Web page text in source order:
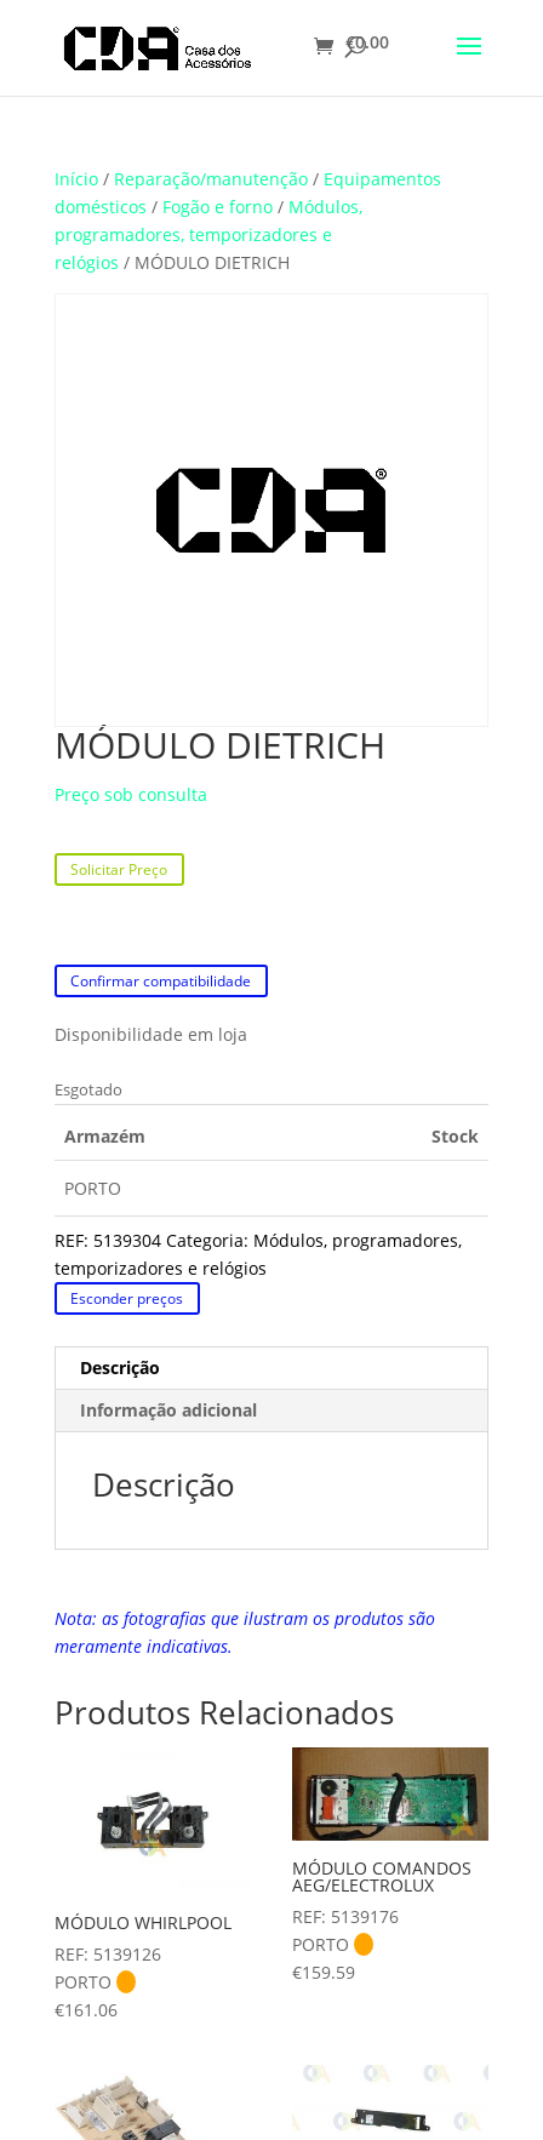
Translate
€0.00
Início/ Reparação/manutenção/ Equipamentos
domésticos / Fogão e forno/ Módulos,
programadores, temporizadores e
relógios / MÓDULO DIETRICH
MÓDULO DIETRICH
Preço sob consulta
Solicitar Preço
Confirmar compatibilidade
Disponibilidade em loja
Esgotado
Armazém Stock
PORTO
REF: 5139304 Categoria: Módulos, programadores,
temporizadores e relógios
Esconder preços
Descrição
Informação adicional
Descrição
Nota: as fotografias que ilustram os produtos são
meramente indicativas.
Produtos Relacionados
MÓDULO WHIRLPOOL
REF: 5139126
PORTO
€161.06
MÓDULO COMANDOS
AEG/ELECTROLUX
REF: 5139176
PORTO
€159.59